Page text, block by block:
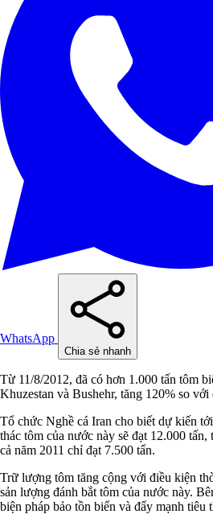
WhatsApp
Chia sẻ nhanh
Từ 11/8/2012, đã có hơn 1.000 tấn tôm
Khuzestan và Bushehr, tăng 120% so
Tổ chức Nghề cá Iran cho biết dự kiến
thác tôm của nước này sẽ đạt 12.000
cả năm 2011 chỉ đạt 7.500 tấn.
Trữ lượng tôm tăng cộng với điều kiện
sản lượng đánh bắt tôm của nước này.
biện pháp bảo tồn biển và đẩy mạnh tiêu